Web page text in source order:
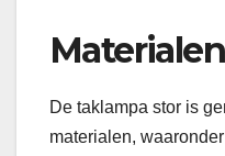
Materialen
De taklampa stor is
materialen,